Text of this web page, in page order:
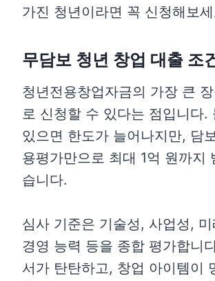
가진 청년이라면 꼭 신청해보
무담보 청년 창업 대출 조
청년전용창업자금의 가장 큰
로 신청할 수 있다는 점입니다.
있으면 한도가 늘어나지만, 담
용평가만으로 최대 1억 원까지
습니다.
심사 기준은 기술성, 사업성,
경영 능력 등을 종합 평가합니
서가 탄탄하고, 창업 아이템이